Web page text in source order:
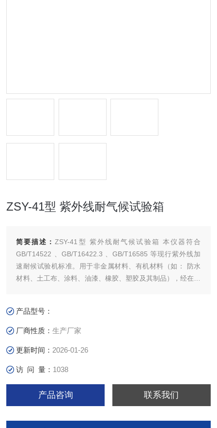
ZSY-41型 紫外线耐气候试验箱
简要描述： ZSY-41型 紫外线耐气候试验箱 本仪器符合
GB/T14522 、GB/T16422.3 、GB/T16585 等现行紫外线加
速耐候试验机标准。用于非金属材料、有机材料（如： 防水
材料、土工布、涂料、油漆、橡胶、塑胶及其制品），经在阳
化、开裂起泡、脆变强度衰退和氧化，从而评价试验产品的耐
气
产品型号：
厂商性质：生产厂家
更新时间： 2026-01-26
访 问 量： 1038
产品咨询 联系我们